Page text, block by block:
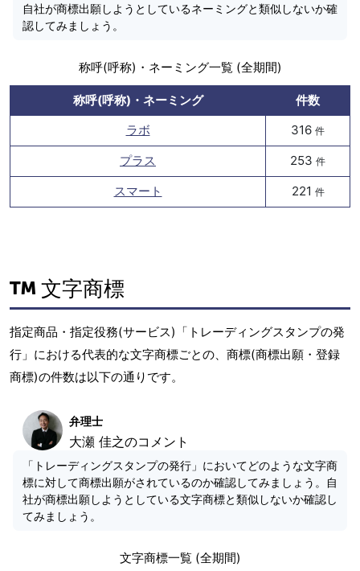
自社が商標出願しようとしているネーミングと類似しないか確
認してみましょう。
称呼(呼称)・ネーミング一覧 (全期間)
称呼(呼称)・ネーミング
件数
ラボ
316 件
プラス 253 件
スマート 221 件
文字商標
指定商品・指定役務(サービス)「トレーディングスタンプの発
行」における代表的な文字商標ごとの、商標(商標出願・登録
商標)の件数は以下の通りです。
弁理士
大瀬 佳之のコメント
「トレーディングスタンプの発行」においてどのような文字商
標に対して商標出願がされているのか確認してみましょう。自
社が商標出願しようとしている文字商標と類似しないか確認し
てみましょう。
文字商標一覧 (全期間)